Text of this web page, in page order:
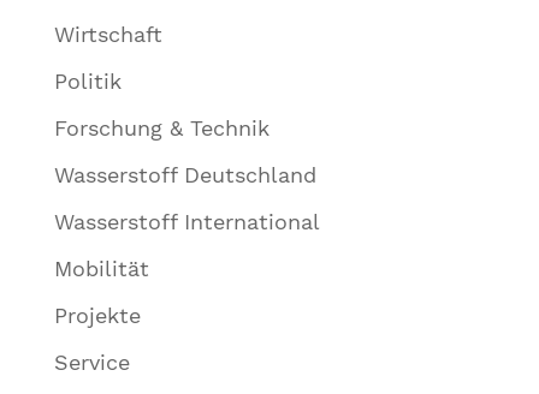
Wirtschaft
Politik
Forschung & Technik
Wasserstoff Deutschland
Wasserstoff International
Mobilität
Projekte
Service